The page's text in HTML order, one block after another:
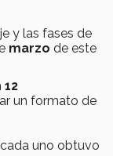
y las fases de
marzo de este
12
un formato de
uno obtuvo